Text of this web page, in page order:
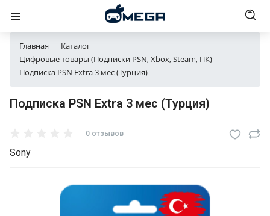
Главная
Каталог
Цифровые товары (Подписки PSN, Xbox, Steam, ПК)
Подписка PSN Extra 3 мес (Турция)
Подписка PSN Extra 3 мес (Турция)
0 отзывов
Sony